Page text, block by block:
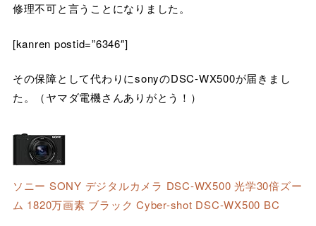
修理不可と言うことになりました。
[kanren postid=”6346″]
その保障として代わりにsonyのDSC-WX500が届きまし
た。（ヤマダ電機さんありがとう！）
ソニー SONY デジタルカメラ DSC-WX500 光学30倍ズー
ム 1820万画素 ブラック Cyber-shot DSC-WX500 BC